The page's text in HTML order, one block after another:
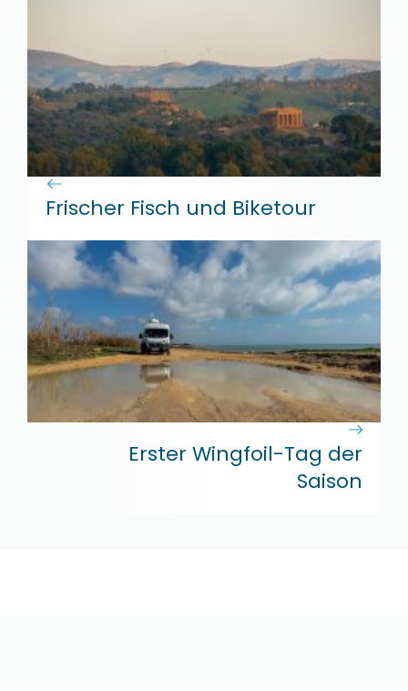
Frischer Fisch und Biketour
Erster Wingfoil-Tag der
Saison